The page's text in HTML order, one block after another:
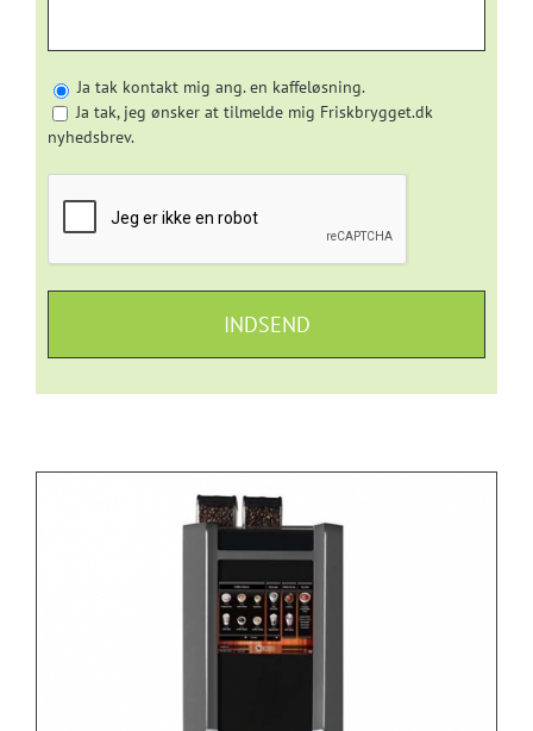
Ja tak kontakt mig ang. en kaffeløsning.
Ja tak, jeg ønsker at tilmelde mig Friskbrygget.dk
nyhedsbrev.